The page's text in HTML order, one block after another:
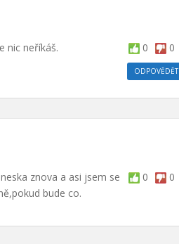
0 0
nic neříkáš.
ODPOVĚDĚT
0 0
znova a asi jsem se
bude co.